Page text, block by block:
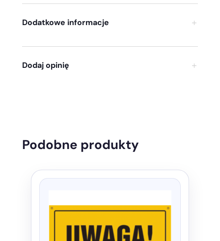
Dodatkowe informacje
Dodaj opinię
Podobne produkty
Ten
wariantów.